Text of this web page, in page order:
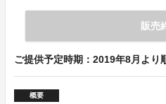
販売
ご提供予定時期：2019年8月より
概要